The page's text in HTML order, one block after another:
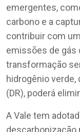
emergentes,
carbono e a
contribuir com
emissões de gás
transformação
hidrogênio verde,
(DR), poderá
A Vale tem
descarbonização